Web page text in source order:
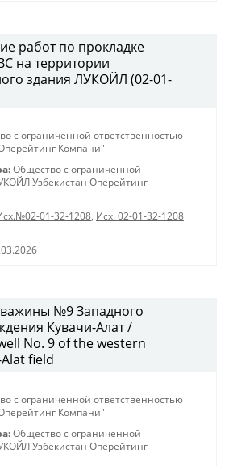
работ по прокладке
на территории
здания ЛУКОЙЛ (02-01-
с ограниченной ответственностью
Компани"
Общество с ограниченной
Узбекистан Оперейтинг
01-32-1208, Исх. 02-01-32-1208
№9 Западного
Кувачи-Алат /
No. 9 of the western
field
с ограниченной ответственностью
Компани"
Общество с ограниченной
Узбекистан Оперейтинг